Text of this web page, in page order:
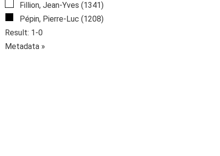
Fillion, Jean-Yves (1341)
Pépin, Pierre-Luc (1208)
Result: 1-0
Metadata »